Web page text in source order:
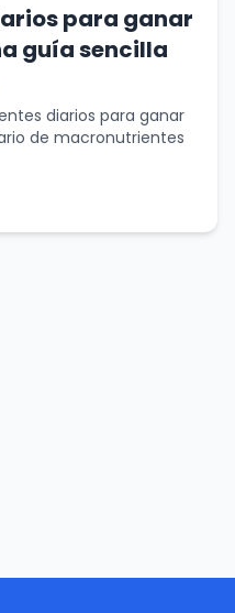
para ganar
guía sencilla
diarios para ganar
de macronutrientes